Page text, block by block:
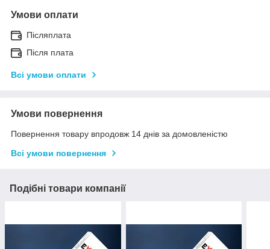
Умови оплати
Післяплата
Після плата
Всі умови оплати
Умови повернення
Повернення товару впродовж 14 днів за домовленістю
Всі умови повернення
Подібні товари компанії